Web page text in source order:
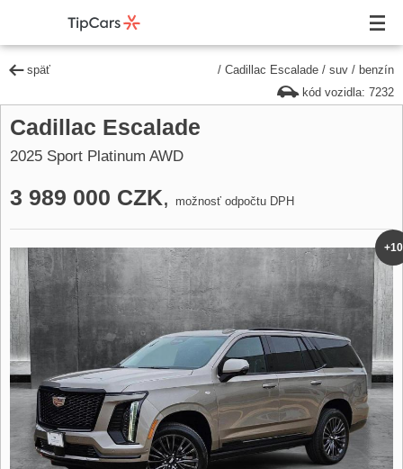
späť / Cadillac Escalade / suv / benzín
kód vozidla: 7232
Cadillac Escalade
2025 Sport Platinum AWD
3 989 000 CZK, možnosť odpočtu DPH
+10